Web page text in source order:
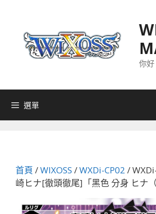
你好
選單
首頁 /WIXOSS /WXDi-CP02 /
崎ヒナ[徹頭徹尾]「黑色 分身 ヒナ（